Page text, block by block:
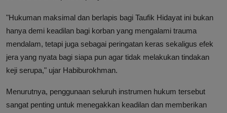
"Hukuman maksimal dan berlapis bagi Taufik Hidayat ini bukan
hanya demi keadilan bagi korban yang mengalami trauma
mendalam, tetapi juga sebagai peringatan keras sekaligus efek
jera yang nyata bagi siapa pun agar tidak melakukan tindakan
keji serupa," ujar Habiburokhman.
Menurutnya, penggunaan seluruh instrumen hukum tersebut
sangat penting untuk menegakkan keadilan dan memberikan